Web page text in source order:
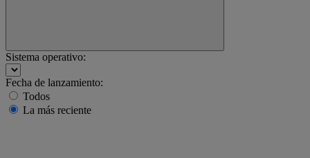
Sistema operativo:
Fecha de lanzamiento:
Todos
La más reciente